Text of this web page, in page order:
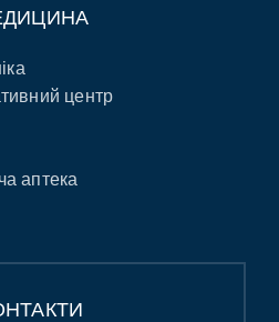
центр
аптека